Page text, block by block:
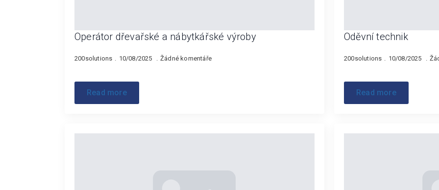
Operátor dřevařské a nábytkářské výroby
200solutions 10/08/2025 Žádné komentáře
Read more
Oděvní technik
200solutions 10/08/2025
Read more